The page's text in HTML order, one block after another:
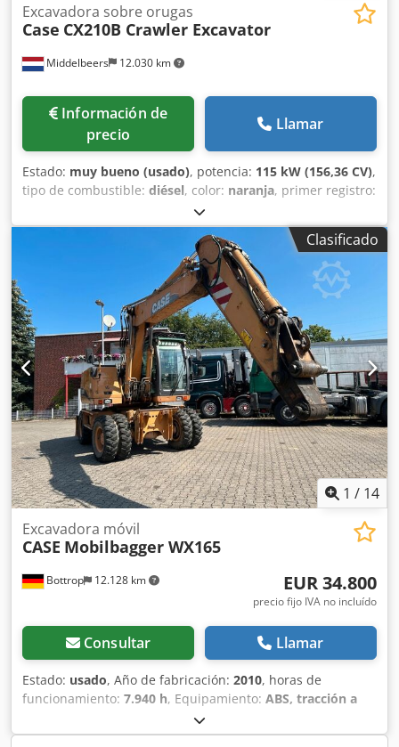
Middelbeers 12.030 km
Excavadora sobre orugas
Case CX210B Crawler Excavator
Información de
precio
Llamar
Estado: muy bueno (usado), potencia: 115 kW (156,36 CV),
tipo de combustible: diésel, color: naranja, primer registro:
, Año de fabricación:2012
funcionamiento:15.109 h, Información general Año del
modelo: 2012 Número de serie: DCH210R5NCEAH2500
Información técnica Número de cilindros: 4 Peso en vacío:
22.600 kg Funcionalidad Anchura de trabajo: 300 cm
Dwsdpfjy En Ndjx Afxea Marcado CE: sí Estado Estado
técnico: muy bueno Estado visual: muy bueno Información
financiera Precio: A consultar Garantía Garantía: De primer
propietario, historial de mantenimiento completo, ¡listo
para trabajar de inmediato! - 80 % sistema de cadenas -
Incluye 3 cucharas: 1300 mm, 450 mm y 2000 mm cuchara
niveladora - Opcional con sistema TOPCON 3D de 2021
Clasificado
1 / 14
Bottrop 12.128 km
Excavadora móvil
CASE Mobilbagger WX165
EUR 34.800
precio fijo IVA no incluído
Consultar Llamar
Estado: usado, Año de fabricación: 2010, horas de
funcionamiento: 7.940 h, Equipamiento: ABS, tracción a
, MINIESTACIÓN DE EXCAVACIÓN CASE
Tipo: WX165 (Excavadora hidráulica) Número de